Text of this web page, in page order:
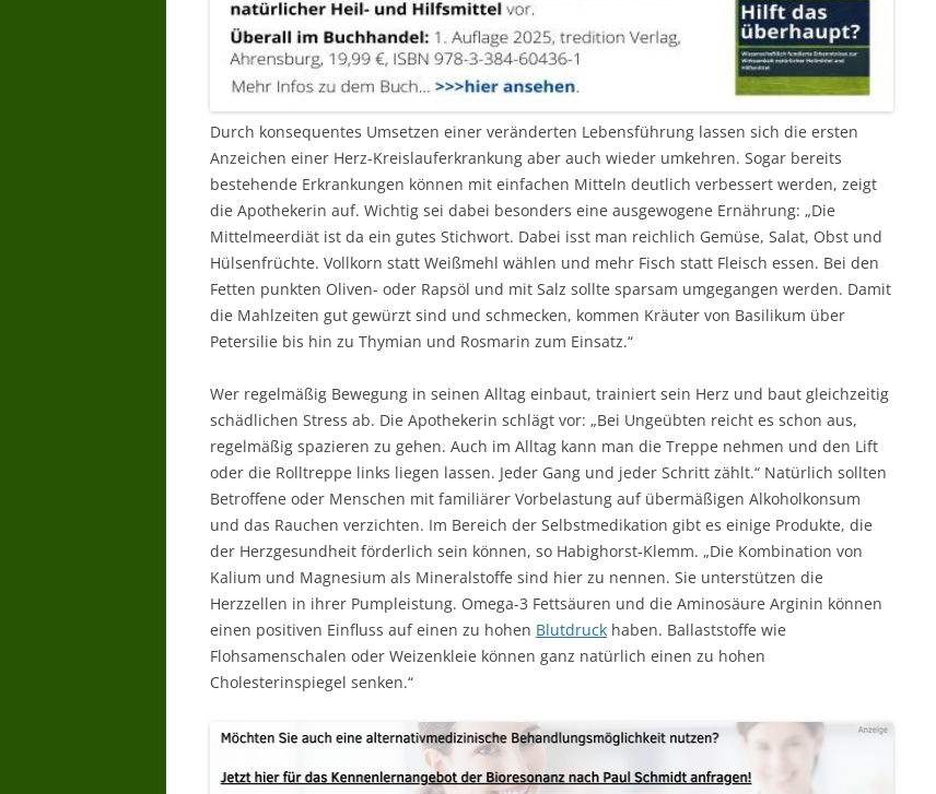
Durch konsequentes Umsetzen einer veränderten Lebensführung lassen sich die ersten
Anzeichen einer Herz-Kreislauferkrankung aber auch wieder umkehren. Sogar bereits
bestehende Erkrankungen können mit einfachen Mitteln deutlich verbessert werden, zeigt
die Apothekerin auf. Wichtig sei dabei besonders eine ausgewogene Ernährung: „Die
Mittelmeerdiät ist da ein gutes Stichwort. Dabei isst man reichlich Gemüse, Salat, Obst und
Hülsenfrüchte. Vollkorn statt Weißmehl wählen und mehr Fisch statt Fleisch essen. Bei den
Fetten punkten Oliven- oder Rapsöl und mit Salz sollte sparsam umgegangen werden. Damit
die Mahlzeiten gut gewürzt sind und schmecken, kommen Kräuter von Basilikum über
Petersilie bis hin zu Thymian und Rosmarin zum Einsatz.“
Wer regelmäßig Bewegung in seinen Alltag einbaut, trainiert sein Herz und baut gleichzeitig
schädlichen Stress ab. Die Apothekerin schlägt vor: „Bei Ungeübten reicht es schon aus,
regelmäßig spazieren zu gehen. Auch im Alltag kann man die Treppe nehmen und den Lift
oder die Rolltreppe links liegen lassen. Jeder Gang und jeder Schritt zählt.“ Natürlich sollten
Betroffene oder Menschen mit familiärer Vorbelastung auf übermäßigen Alkoholkonsum
und das Rauchen verzichten. Im Bereich der Selbstmedikation gibt es einige Produkte, die
der Herzgesundheit förderlich sein können, so Habighorst-Klemm. „Die Kombination von
Kalium und Magnesium als Mineralstoffe sind hier zu nennen. Sie unterstützen die
Herzzellen in ihrer Pumpleistung. Omega-3 Fettsäuren und die Aminosäure Arginin können
einen positiven Einfluss auf einen zu hohen Blutdruck haben. Ballaststoffe wie
Flohsamenschalen oder Weizenkleie können ganz natürlich einen zu hohen
Cholesterinspiegel senken.“